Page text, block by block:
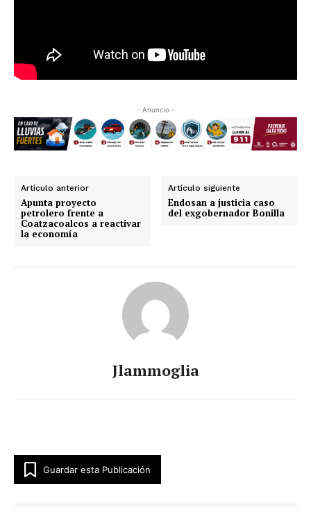
- Anuncio -
Artículo anterior
Apunta proyecto
petrolero frente a
Coatzacoalcos a reactivar
la economía
Artículo siguiente
Endosan a justicia caso
del exgobernador Bonilla
Jlammoglia
Guardar esta Publicación